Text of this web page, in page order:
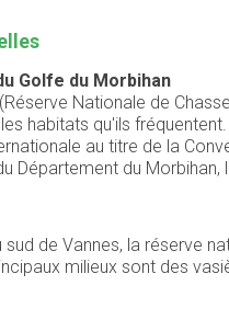
Golfe du Morbihan
Nationale de
habitats qu'ils
au titre de la
Département du Morbihan,
de Vannes, la réserve
milieux sont des